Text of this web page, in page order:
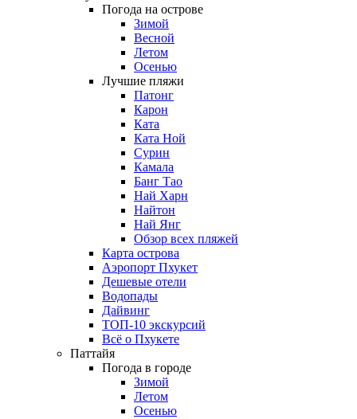
Погода на острове
Зимой
Весной
Летом
Осенью
Лучшие пляжи
Патонг
Карон
Ката
Ката Ной
Сурин
Камала
Банг Тао
Най Харн
Найтон
Най Янг
Обзор всех пляжей
Карта острова
Аэропорт Пхукет
Дешевые отели
Водопады
Дайвинг
ТОП-10 экскурсий
Всё о Пхукете
Паттайя
Погода в городе
Зимой
Летом
Осенью